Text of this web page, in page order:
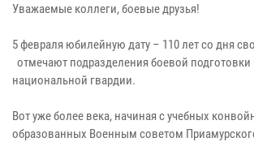
Уважаемые коллеги, боевые друзья!
5 февраля юбилейную дату – 110 лет со дня
отмечают подразделения боевой подготовки
национальной гвардии.
Вот уже более века, начиная с учебных
образованных Военным советом